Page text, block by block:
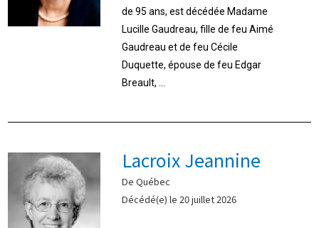
de 95 ans, est décédée Madame
Lucille Gaudreau, fille de feu Aimé
Gaudreau et de feu Cécile
Duquette, épouse de feu Edgar
Breault, ...
Lacroix Jeannine
De Québec
Décédé(e) le 20 juillet 2026